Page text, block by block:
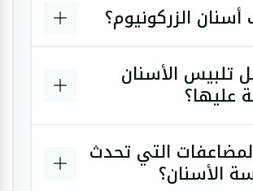
الزركونيوم؟
الأسنان
عليها؟
التي تحدث
الأسنان؟